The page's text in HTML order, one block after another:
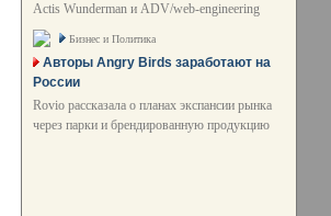
Actis Wunderman и ADV/web-engineering
Бизнес и Политика
Авторы Angry Birds заработают на
России
Rovio рассказала о планах экспансии рынка
через парки и брендированную продукцию